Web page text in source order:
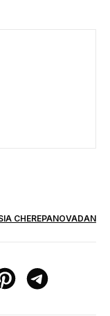
CHEREPANOVADAN